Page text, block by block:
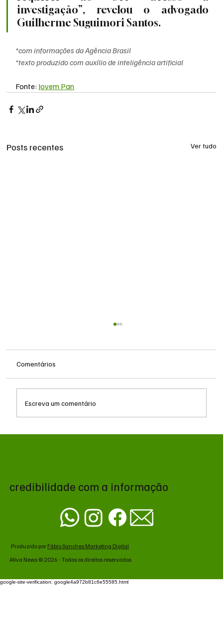
investigação”, revelou o advogado
Guilherme Suguimori Santos.
*com informações da Agência Brasil
*texto produzido com auxílio de inteligência artificial
Fonte: Jovem Pan
Posts recentes Ver tudo
Comentários
Escreva um comentário
credibilidade com a informação
Produzido por Fábio Sanches Marketing Digital
Ativa News © 2026 - Todos os direitos reservados
google-site-verification: google4a972b81c6e55585.html